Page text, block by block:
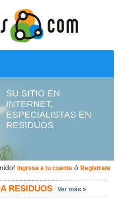
SU SITIO EN
INTERNET,
ESPECIALISTAS EN
RESIDUOS
Ingresa a tu cuenta ó Registrate
RESIDUOS Ver más »